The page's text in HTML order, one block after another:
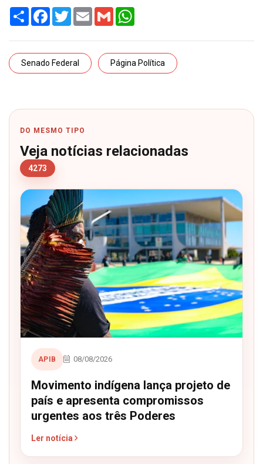
Share Facebook
TwitterEmail Gmail
Senado Federal Página Política
DO MESMO TIPO
Veja notícias relacionadas
4273
APIB 08/08/2026
Movimento indígena lança projeto de
país e apresenta compromissos
urgentes aos três Poderes
Ler notícia